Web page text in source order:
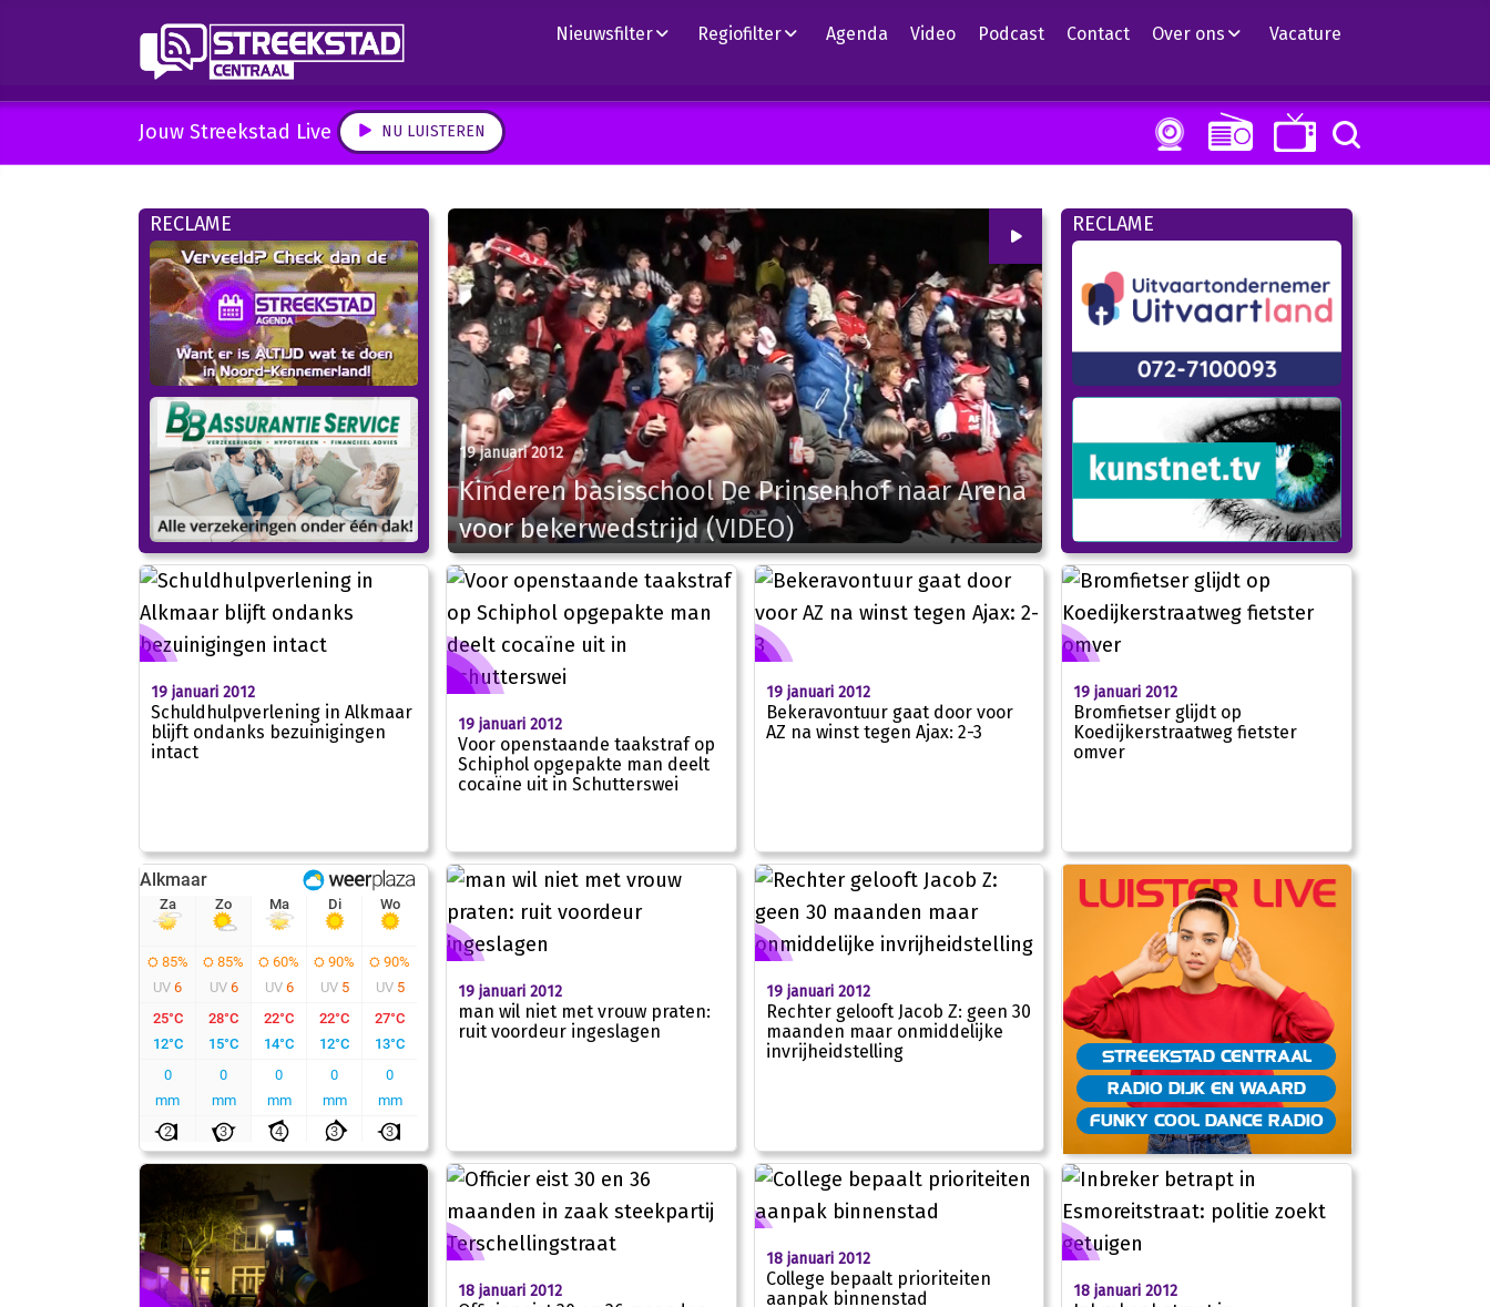
Nieuwsfilter Regiofilter Agenda Video Podcast Contact Over ons Vacature
Jouw Streekstad Live NU LUISTEREN
RECLAME
00:00
02:06
19 januari 2012
Kinderen basisschool De Prinsenhof naar Arena
voor bekerwedstrijd (VIDEO)
RECLAME
19 januari 2012
Schuldhulpverlening in Alkmaar
blijft ondanks bezuinigingen
intact
19 januari 2012
Voor openstaande taakstraf op
Schiphol opgepakte man deelt
cocaïne uit in Schutterswei
19 januari 2012
Bekeravontuur gaat door voor
AZ na winst tegen Ajax: 2-3
19 januari 2012
Bromfietser glijdt op
Koedijkerstraatweg fietster
omver
19 januari 2012
man wil niet met vrouw praten:
ruit voordeur ingeslagen
19 januari 2012
Rechter gelooft Jacob Z: geen 30
maanden maar onmiddelijke
invrijheidstelling
STREEKSTAD CENTRAAL
RADIO DIJK EN WAARD
FUNKY COOL DANCE RADIO
18 januari 2012
18 januari 2012
College bepaalt prioriteiten
aanpak binnenstad
18 januari 2012